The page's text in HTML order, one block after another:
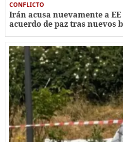
CONFLICTO
Irán acusa nuevamente a
acuerdo de paz tras nuevos